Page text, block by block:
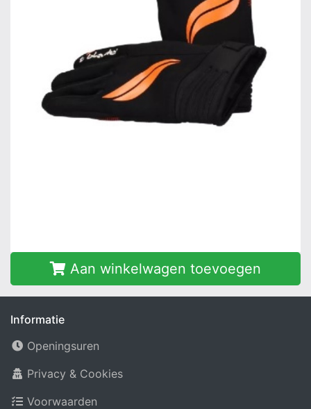
Aan winkelwagen toevoegen
Informatie
Openingsuren
Privacy & Cookies
Voorwaarden